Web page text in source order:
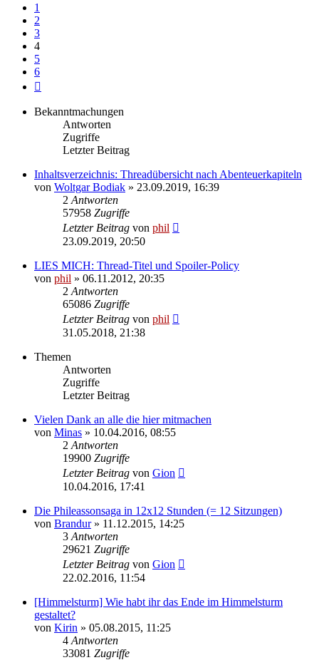
1
2
3
4
5
6
Bekanntmachungen
Antworten
Zugriffe
Letzter Beitrag
Inhaltsverzeichnis: Threadübersicht nach Abenteuerkapiteln
von Woltgar Bodiak » 23.09.2019, 16:39
2 Antworten
57958 Zugriffe
Letzter Beitrag von phil
23.09.2019, 20:50
LIES MICH: Thread-Titel und Spoiler-Policy
von phil » 06.11.2012, 20:35
2 Antworten
65086 Zugriffe
Letzter Beitrag von phil
31.05.2018, 21:38
Themen
Antworten
Zugriffe
Letzter Beitrag
Vielen Dank an alle die hier mitmachen
von Minas » 10.04.2016, 08:55
2 Antworten
19900 Zugriffe
Letzter Beitrag von Gion
10.04.2016, 17:41
Die Phileassonsaga in 12x12 Stunden (= 12 Sitzungen)
von Brandur» 11.12.2015, 14:25
3 Antworten
29621 Zugriffe
Letzter Beitrag von Gion
22.02.2016, 11:54
[Himmelsturm] Wie habt ihr das Ende im Himmelsturm
gestaltet?
von Kirin » 05.08.2015, 11:25
4 Antworten
33081 Zugriffe